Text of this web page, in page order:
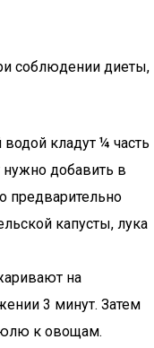
соблюдении диеты,
кладут ¼ часть
нужно добавить в
предварительно
капусты, лука
на
3 минут. Затем
к овощам.